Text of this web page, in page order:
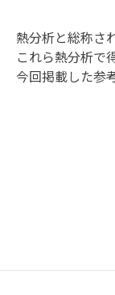
熱分析と総称さ
これら熱分析で
今回掲載した参